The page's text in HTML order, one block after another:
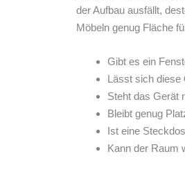
der Aufbau ausfällt,
Möbeln genug Fläche
Gibt es ein
Lässt sich diese
Steht das Gerät
Bleibt genug
Ist eine
Kann der Raum